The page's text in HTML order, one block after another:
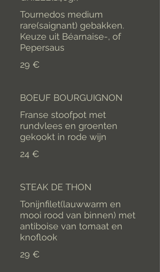
Tournedos medium
rare(saignant) gebakken.
Keuze uit Béarnaise-, of
Pepersaus
29 €
BOEUF BOURGUIGNON
Franse stoofpot met
rundvlees en groenten
gekookt in rode wijn
24 €
STEAK DE THON
Tonijnfilet(lauwwarm en
mooi rood van binnen) met
antiboise van tomaat en
knoflook
29 €